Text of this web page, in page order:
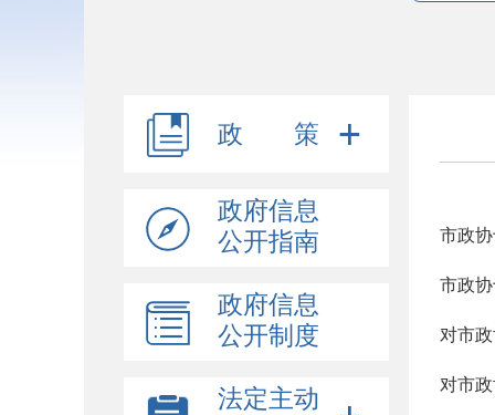
政 策
政府信息
公开指南
政府信息
公开制度
法定主动